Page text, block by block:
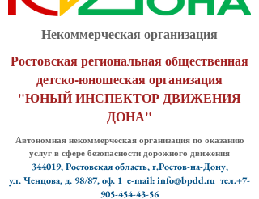
Некоммерческая организация
Ростовская региональная общественная
детско-юношеская организация
"ЮНЫЙ ИНСПЕКТОР ДВИЖЕНИЯ
ДОНА"
Автономная некоммерческая организация по оказанию
услуг в сфере безопасности дорожного движения
344019, Ростовская область, г.Ростов-на-Дону,
ул. Ченцова, д. 98/87, оф. 1 e-mail: info@bpdd.ru тел.+7-
905-454-43-56